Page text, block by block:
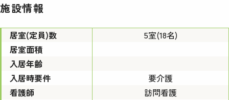
施設情報
居室(定員)数
5室(18名)
居室面積
入居年齢
入居時要件
要介護
看護師
訪問看護